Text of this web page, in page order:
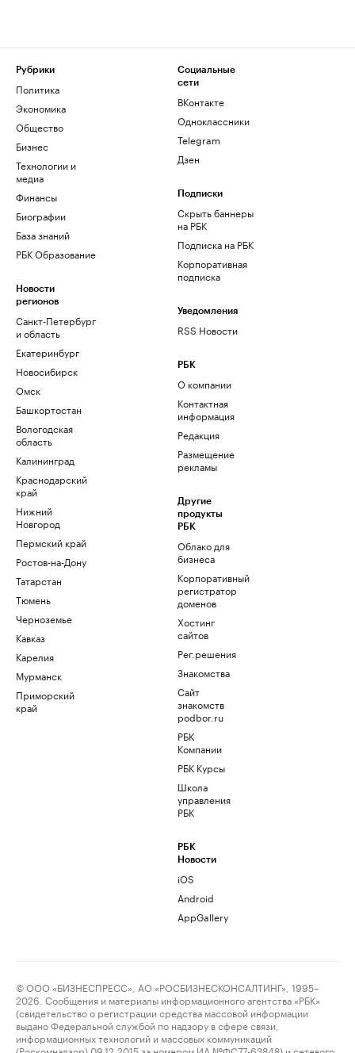
Рубрики
Политика
Экономика
Общество
Бизнес
Технологии и
медиа
Финансы
Биографии
База знаний
РБК Образование
Новости
регионов
Санкт-Петербург
и область
Екатеринбург
Новосибирск
Омск
Башкортостан
Вологодская
область
Калининград
Краснодарский
край
Нижний
Новгород
Пермский край
Ростов-на-Дону
Татарстан
Тюмень
Черноземье
Кавказ
Карелия
Мурманск
Приморский
край
Социальные
сети
ВКонтакте
Одноклассники
Telegram
Дзен
Подписки
Скрыть баннеры
на РБК
Подписка на РБК
Корпоративная
подписка
Уведомления
RSS Новости
РБК
О компании
Контактная
информация
Редакция
Размещение
рекламы
Другие
продукты
РБК
Облако для
бизнеса
Корпоративный
регистратор
доменов
Хостинг
сайтов
Рег.решения
Знакомства
Сайт
знакомств
podbor.ru
РБК
Компании
РБК Курсы
Школа
управления
РБК
РБК
Новости
iOS
Android
AppGallery
© ООО «БИЗНЕСПРЕСС», АО «РОСБИЗНЕСКОНСАЛТИНГ», 1995–
2026. Сообщения и материалы информационного агентства «РБК»
(свидетельство о регистрации средства массовой информации
выдано Федеральной службой по надзору в сфере связи,
информационных технологий и массовых коммуникаций